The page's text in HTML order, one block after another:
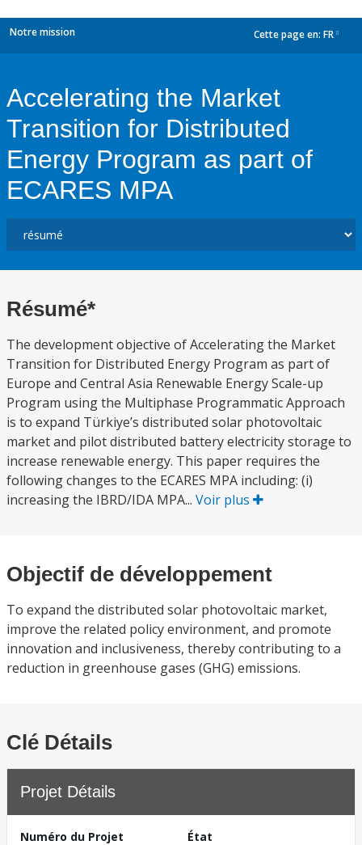
Notre mission Cette page en: FR
Accelerating the Market
Transition for Distributed
Energy Program as part of
ECARES MPA
Résumé*
The development objective of Accelerating the Market
Transition for Distributed Energy Program as part of
Europe and Central Asia Renewable Energy Scale-up
Program using the Multiphase Programmatic Approach
is to expand Türkiye’s distributed solar photovoltaic
market and pilot distributed battery electricity storage to
increase renewable energy. This paper requires the
following changes to the ECARES MPA including: (i)
increasing the IBRD/IDA MPA... Voir plus
Objectif de développement
To expand the distributed solar photovoltaic market,
improve the related policy environment, and promote
innovation and inclusiveness, thereby contributing to a
reduction in greenhouse gases (GHG) emissions.
Clé Détails
Projet Détails
Numéro du Projet
État